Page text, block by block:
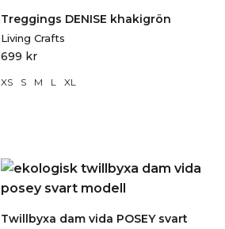
Treggings DENISE khakigrön
Living Crafts
699 kr
XS S M L XL
Twillbyxa dam vida POSEY svart